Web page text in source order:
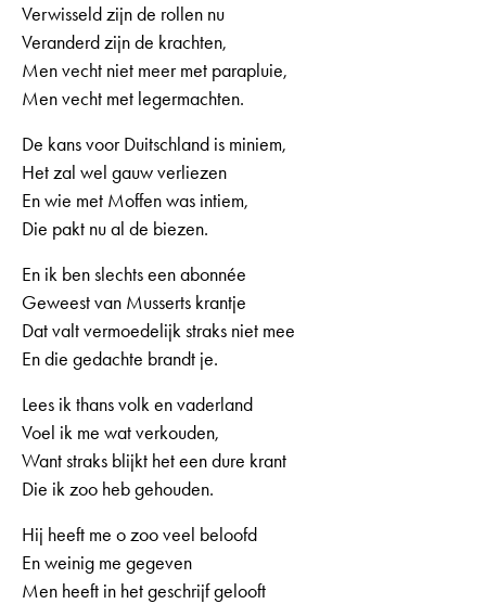
Verwisseld zijn de rollen nu
Veranderd zijn de krachten,
Men vecht niet meer met parapluie,
Men vecht met legermachten.
De kans voor Duitschland is miniem,
Het zal wel gauw verliezen
En wie met Moffen was intiem,
Die pakt nu al de biezen.
En ik ben slechts een abonnée
Geweest van Musserts krantje
Dat valt vermoedelijk straks niet mee
En die gedachte brandt je.
Lees ik thans volk en vaderland
Voel ik me wat verkouden,
Want straks blijkt het een dure krant
Die ik zoo heb gehouden.
Hij heeft me o zoo veel beloofd
En weinig me gegeven
Men heeft in het geschrijf gelooft